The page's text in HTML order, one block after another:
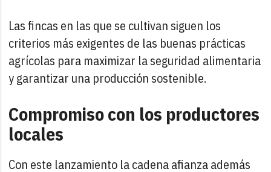
Las fincas en las que se cultivan siguen los
criterios más exigentes de las buenas prácticas
agrícolas para maximizar la seguridad alimentaria
y garantizar una producción sostenible.
Compromiso con los productores
locales
Con este lanzamiento la cadena afianza además